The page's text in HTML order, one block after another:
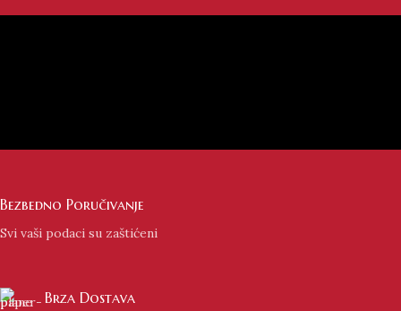
Bezbedno Poručivanje
Svi vaši podaci su zaštićeni
Brza Dostava